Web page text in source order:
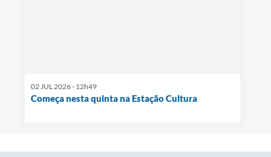
02 JUL 2026 - 12h49
Começa nesta quinta na Estação Cultura